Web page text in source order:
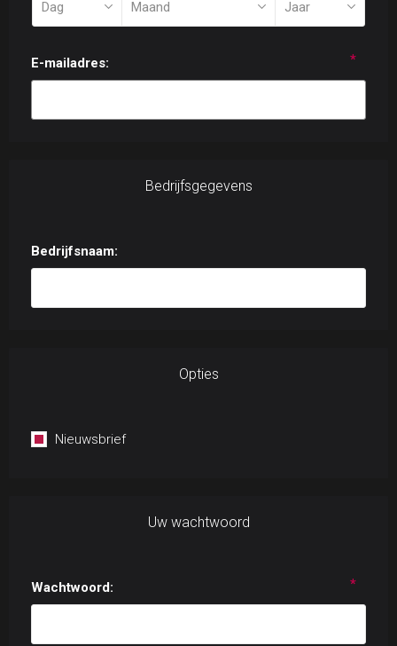
E-mailadres: *
Bedrijfsgegevens
Bedrijfsnaam:
Opties
Nieuwsbrief
Uw wachtwoord
Wachtwoord: *